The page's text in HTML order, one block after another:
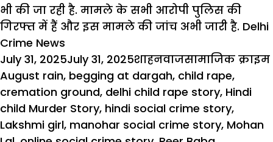
भी की जा रही है. मामले के सभी आरोपी पुलिस की
गिरफ्त में हैं और इस मामले की जांच अभी जारी है. Delhi
Crime News
Posted
on
July 31, 2025July 31, 2025Author
शाहनवाजCategories
सामाजिक क्राइम
August rain, begging at dargah, child rape,
cremation ground, delhi child rape story, Hindi
child Murder Story, hindi social crime story,
Lakshmi girl, manohar social crime story, Mohan